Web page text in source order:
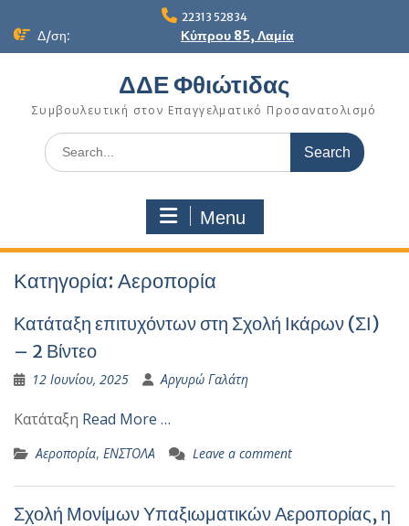
22313 52834
Δ/ση: Κύπρου 85, Λαμία
ΔΔΕ Φθιώτιδας
Συμβουλευτική στον Επαγγελματικό Προσανατολισμό
Search
for:
Menu
Κατηγορία: Αεροπορία
Κατάταξη επιτυχόντων στη Σχολή Ικάρων (ΣΙ)
– 2 Βίντεο
12 Ιουνίου, 2025 Αργυρώ Γαλάτη
Κατάταξη Read More …
Αεροπορία, ΕΝΣΤΟΛΑ Leave a comment
Σχολή Μονίμων Υπαξιωματικών Αεροπορίας, η